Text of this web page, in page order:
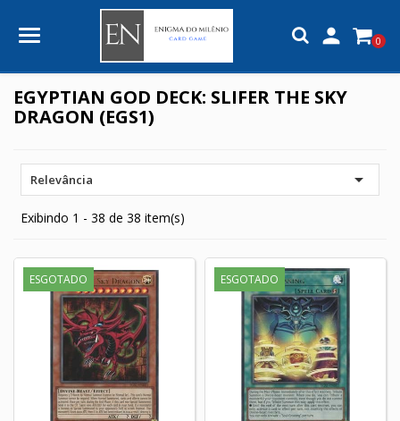
 0
EGYPTIAN GOD DECK: SLIFER THE SKY
DRAGON (EGS1)
Relevância 
Exibindo 1 - 38 de 38 item(s)
ESGOTADO ESGOTADO